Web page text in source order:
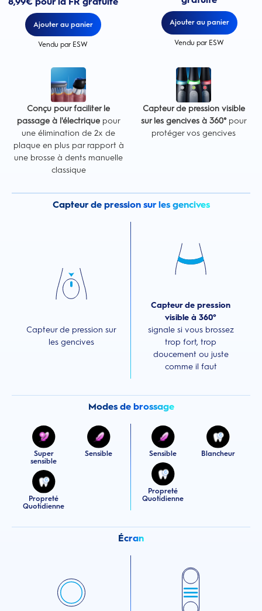
Ajouter au panier
Vendu par ESW
Ajouter au panier
Vendu par ESW
Conçu pour faciliter le
passage à l'électriquepour
une élimination de 2x de
plaque en plus par rapport à
une brosse à dents manuelle
classique
Capteur de pression visible
sur les gencives à 360°pour
protéger vos gencives
Capteur de pression sur les gencives
Capteur de pression sur
les gencives
Capteur de pression
visible à 360°
signale si vous brossez
trop fort, trop
doucement ou juste
comme il faut
Modes de brossage
Super
sensible
Sensible
Propreté
Quotidienne
Sensible Blancheur
Propreté
Quotidienne
Écran